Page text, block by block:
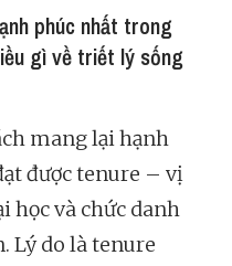
phúc nhất trong
gì về triết lý sống
mang lại hạnh
được tenure – vị
học và chức danh
Lý do là tenure